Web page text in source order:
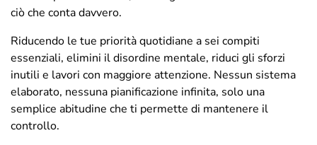
ciò che conta davvero.
Riducendo le tue priorità quotidiane a sei compiti
essenziali, elimini il disordine mentale, riduci gli sforzi
inutili e lavori con maggiore attenzione. Nessun sistema
elaborato, nessuna pianificazione infinita, solo una
semplice abitudine che ti permette di mantenere il
controllo.